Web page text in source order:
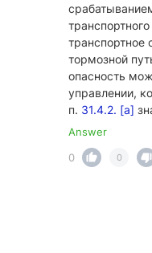
транспортное
тормозной
опасность
управлении,
п. 31.4.2. [а]
Answer
0
0